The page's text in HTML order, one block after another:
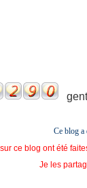
Ce blog a
ce blog ont été
Je les